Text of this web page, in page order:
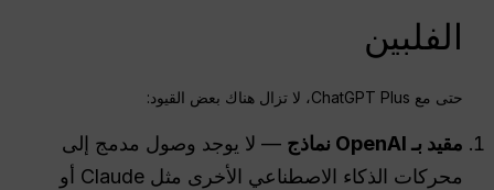
الفلبين
حتى مع ChatGPT Plus، لا تزال هناك بعض القيود:
مقيد بـ OpenAI نماذج — لا يوجد وصول مدمج إلى
محركات الذكاء الاصطناعي الأخرى مثل Claude أو